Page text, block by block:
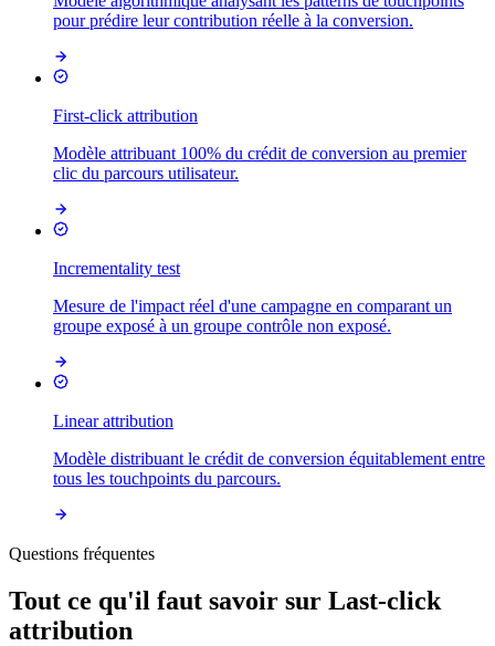
pour prédire leur contribution réelle à la conversion.
First-click attribution
Modèle attribuant 100% du crédit de conversion au premier
clic du parcours utilisateur.
Incrementality test
Mesure de l'impact réel d'une campagne en comparant un
groupe exposé à un groupe contrôle non exposé.
Linear attribution
Modèle distribuant le crédit de conversion équitablement entre
tous les touchpoints du parcours.
Questions fréquentes
Tout ce qu'il faut savoir sur Last-click
attribution